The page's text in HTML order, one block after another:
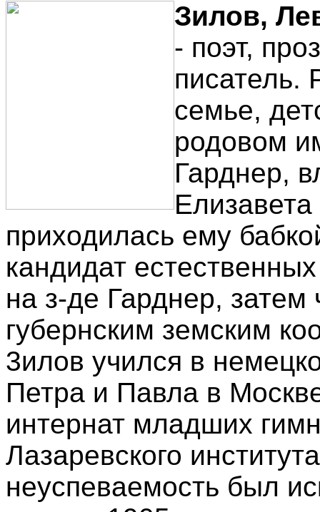
Зилов,
- поэт,
писатель.
семье,
родовом
Гарднер,
приходилась ему
кандидат
на з-де Гарднер, затем
губернским земским
3илов учился в
Петра и Павла в
интернат младших
Лазаревского
неуспеваемость был